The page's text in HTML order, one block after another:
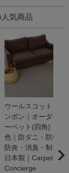
気商品
ウールスコット ヘリ
ンボン｜オーダーカ
ーペット(四角)｜全3
色｜防ダニ・防虫・
防炎・消臭・制電｜
日本製｜Carpet
Concierge